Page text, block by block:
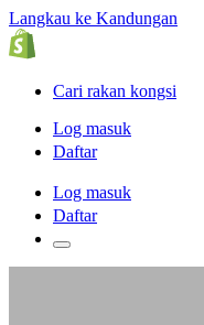
Langkau ke Kandungan
Cari rakan kongsi
Log masuk
Daftar
Log masuk
Daftar